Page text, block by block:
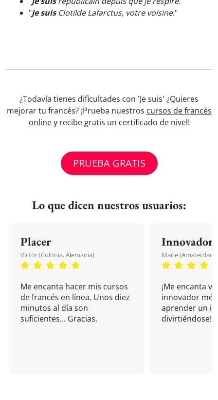
"Je suisClotilde Lafarctus, votre voisine."
¿Todavía tienes dificultades con 'Je suis' ¿Quieres
mejorar tu francés? ¡Prueba nuestros cursos de francés
onliney recibe gratis un certificado de nivel!
PRUEBA GRATIS
Lo que dicen nuestros usuarios:
Placer
Victor (Colonia, Alemania)
Me encanta hacer mis cursos
de francés en línea. Unos diez
minutos al día son
suficientes... Gracias.
Innovador
Marie (Amsterdam,
¡Me encanta
innovador
aprender un
divirtiéndose!